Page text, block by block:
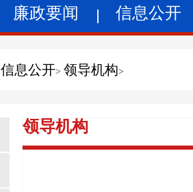
廉政要闻 信息公开
信息公开> 领导机构>
领导机构